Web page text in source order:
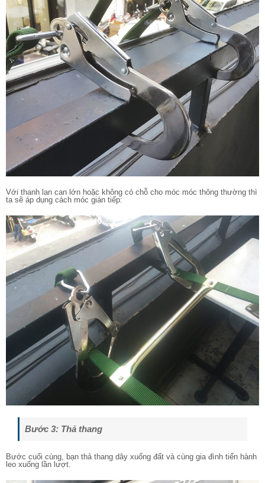
Với thanh lan can lớn hoặc không có chỗ cho móc móc thông thường thì
ta sẽ áp dụng cách móc gián tiếp:
Bước 3: Thả thang
Bước cuối cùng, bạn thả thang dây xuống đất và cùng gia đình tiến hành
leo xuống lần lượt.